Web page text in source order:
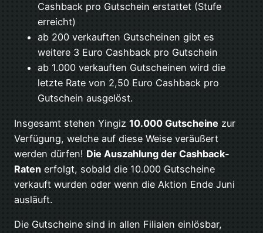
Cashback pro Gutschein erstattet (Stufe
erreicht)
ab 200 verkauften Gutscheinen gibt es
weitere 3 Euro Cashback pro Gutschein
ab 1.000 verkauften Gutscheinen wird die
letzte Rate von 2,50 Euro Cashback pro
Gutschein ausgelöst.
Insgesamt stehen Yingiz 10.000 Gutscheine zur
Verfügung, welche auf diese Weise veräußert
werden dürfen! Die Auszahlung der Cashback-
Raten erfolgt, sobald die 10.000 Gutscheine
verkauft wurden oder wenn die Aktion Ende Juni
ausläuft.
Die Gutscheine sind in allen Filialen einlösbar,